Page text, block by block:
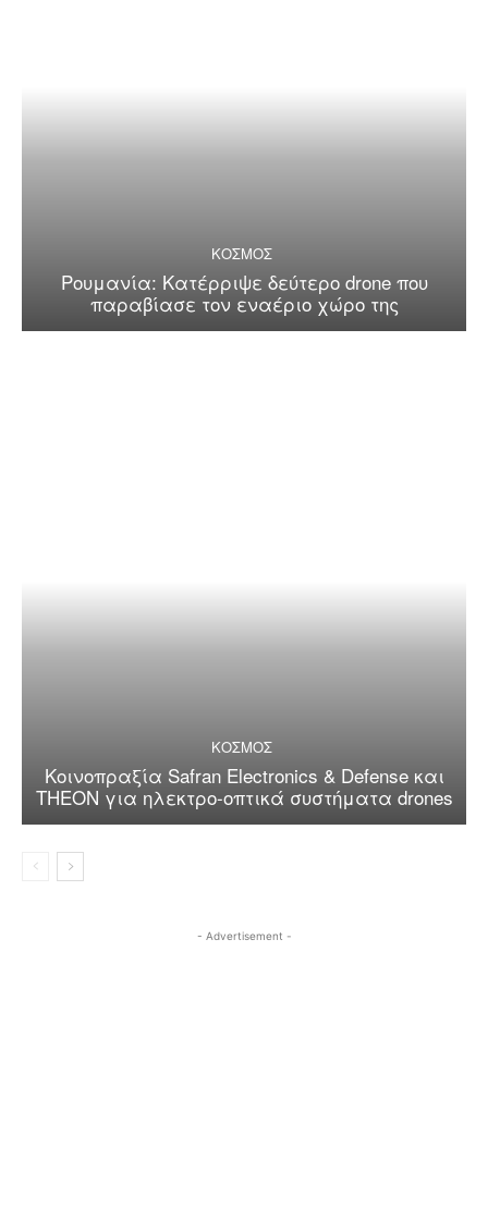
ΚΟΣΜΟΣ
Ρουμανία: Κατέρριψε δεύτερο drone που
παραβίασε τον εναέριο χώρο της
ΚΟΣΜΟΣ
Κοινοπραξία Safran Electronics & Defense και
THEON για ηλεκτρο-οπτικά συστήματα drones
- Advertisement -